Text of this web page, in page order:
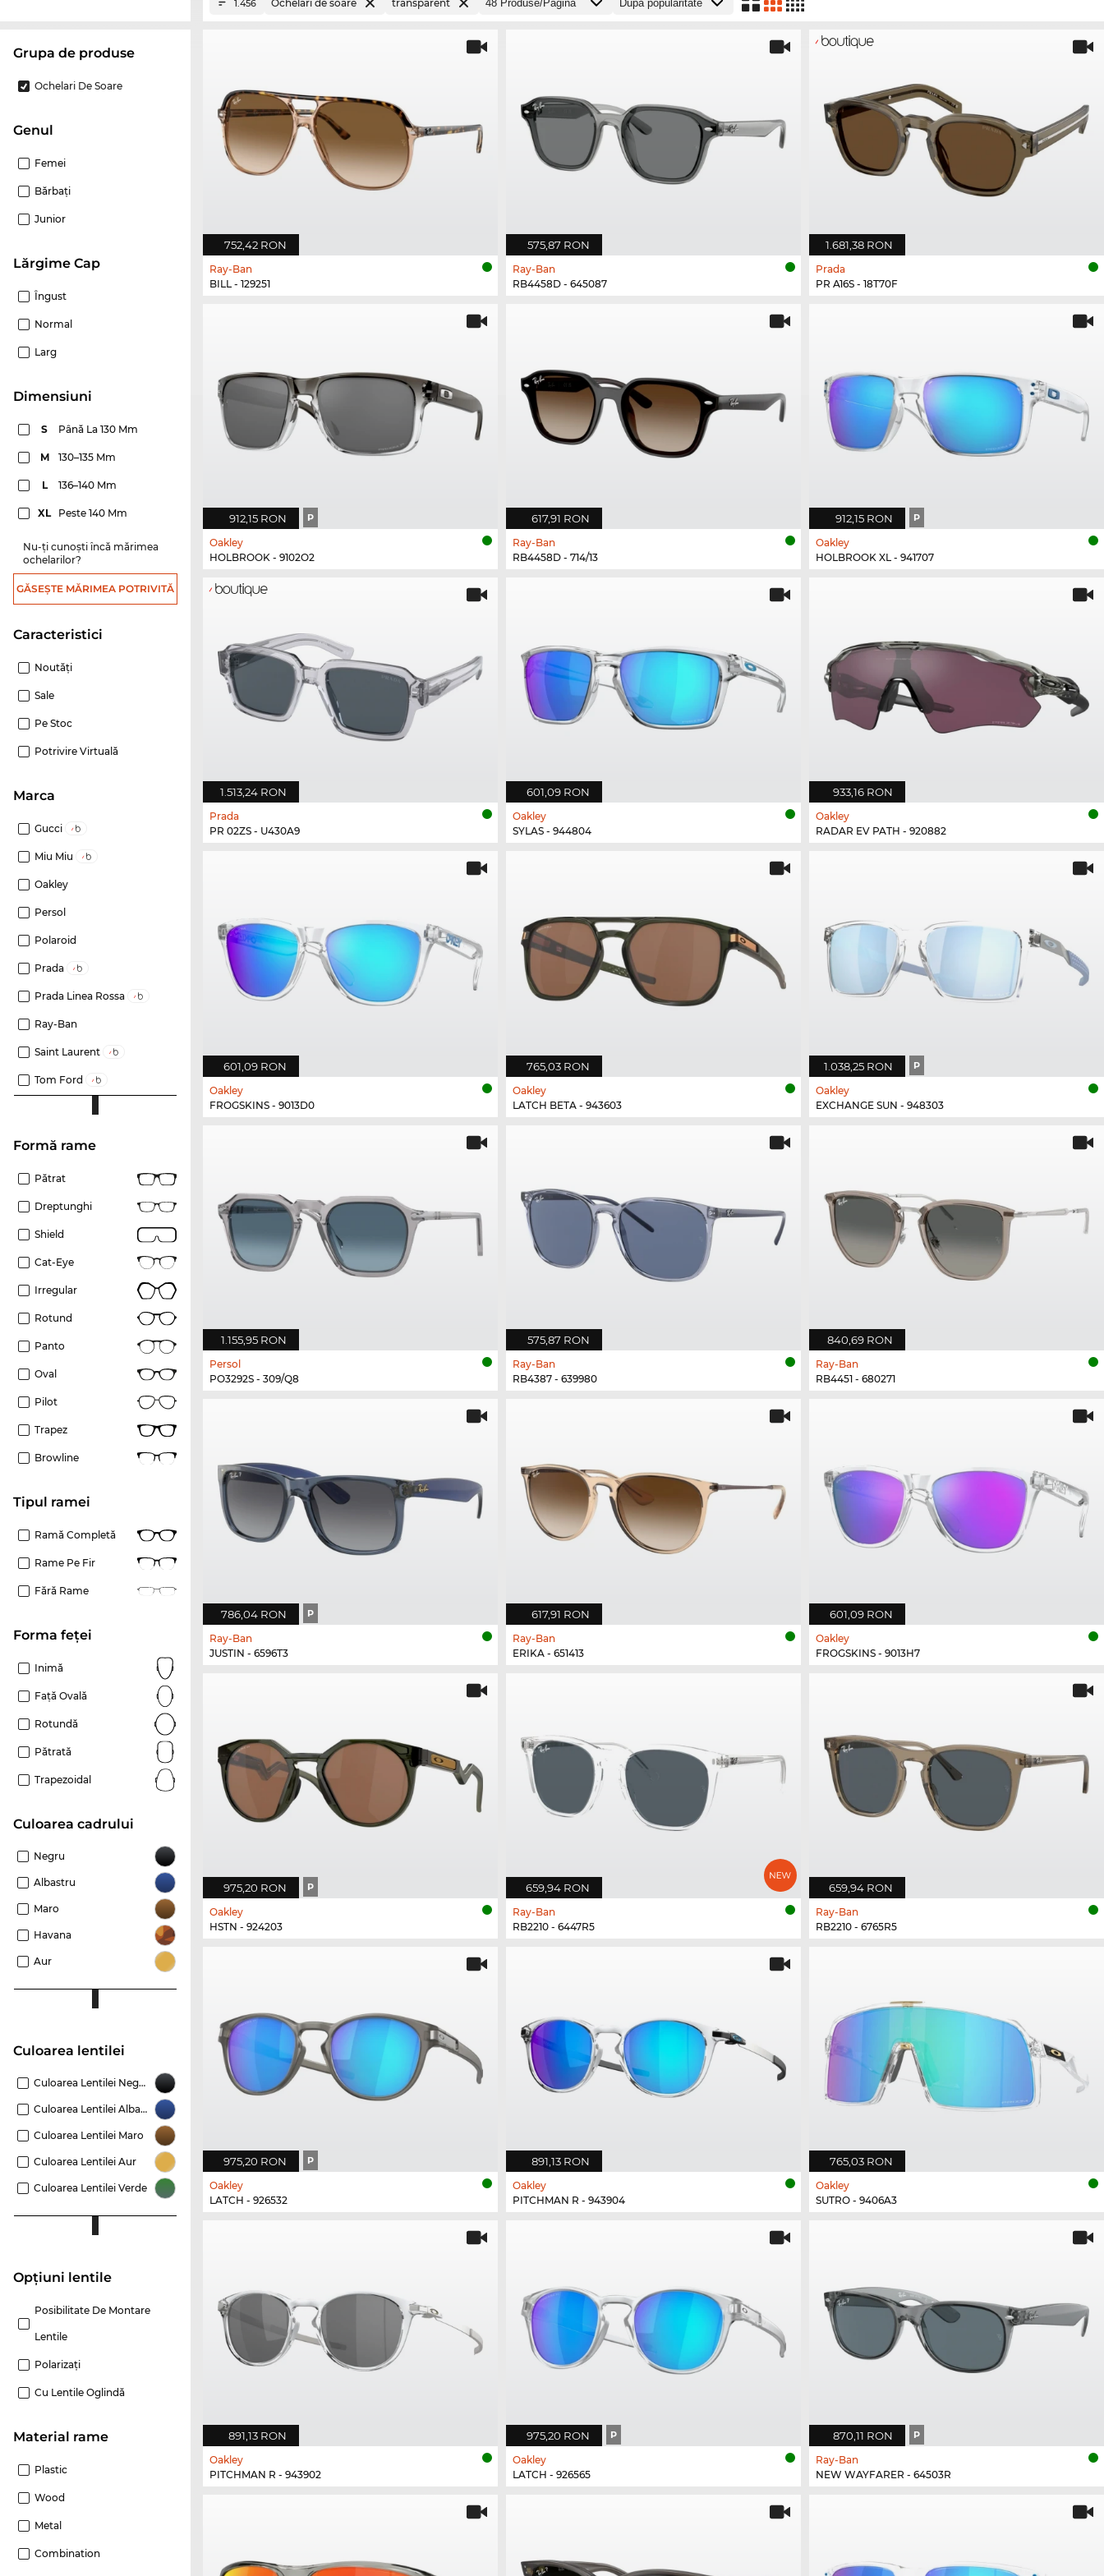
Grupa de produse
Ochelari De Soare
Genul
Femei
Bărbaţi
Junior
Lărgime Cap
Îngust
Normal
Larg
dimensiuni
S Până La 130 Mm
M 130–135 Mm
L 136–140 Mm
XL Peste 140 Mm
Nu-ți cunoști încă mărimea
ochelarilor?
GĂSEȘTE MĂRIMEA POTRIVITĂ
Caracteristici
Noutăţi
Sale
Pe Stoc
Potrivire Virtuală
marca
Gucci
Miu Miu
Oakley
Persol
Polaroid
Prada
Prada Linea Rossa
Ray-Ban
Saint Laurent
Tom Ford
Formă rame
Pătrat
Dreptunghi
Shield
Cat-Eye
Irregular
Rotund
Panto
Oval
Pilot
Trapez
Browline
Tipul ramei
Ramă Completă
Rame Pe Fir
Fără Rame
Forma feței
Inimă
Față Ovală
Rotundă
Pătrată
Trapezoidal
Culoarea cadrului
Negru
Albastru
Maro
Havana
Aur
Culoarea lentilei
Culoarea Lentilei Negru
Culoarea Lentilei Albastru
Culoarea Lentilei Maro
Culoarea Lentilei Aur
Culoarea Lentilei Verde
Opțiuni lentile
Posibilitate De Montare
Lentile
Polarizaţi
Cu Lentile Oglindă
Material rame
Plastic
Wood
Metal
Combination
1.456 Ochelari de soare transparent
752,42 RON
Ray-Ban
BILL - 129251
575,87 RON
Ray-Ban
RB4458D - 645087
1.681,38 RON
Prada
PR A16S - 18T70F
912,15 RON P
Oakley
HOLBROOK - 9102O2
617,91 RON
Ray-Ban
RB4458D - 714/13
912,15 RON P
Oakley
HOLBROOK XL - 941707
1.513,24 RON
Prada
PR 02ZS - U430A9
601,09 RON
Oakley
SYLAS - 944804
933,16 RON
Oakley
RADAR EV PATH - 920882
601,09 RON
Oakley
FROGSKINS - 9013D0
765,03 RON
Oakley
LATCH BETA - 943603
1.038,25 RON P
Oakley
EXCHANGE SUN - 948303
1.155,95 RON
Persol
PO3292S - 309/Q8
575,87 RON
Ray-Ban
RB4387 - 639980
840,69 RON
Ray-Ban
RB4451 - 680271
786,04 RON P
Ray-Ban
JUSTIN - 6596T3
617,91 RON
Ray-Ban
ERIKA - 651413
601,09 RON
Oakley
FROGSKINS - 9013H7
975,20 RON P
Oakley
HSTN - 924203
659,94 RON
Ray-Ban
RB2210 - 6447R5
659,94 RON
Ray-Ban
RB2210 - 6765R5
975,20 RON P
Oakley
LATCH - 926532
891,13 RON
Oakley
PITCHMAN R - 943904
765,03 RON
Oakley
SUTRO - 9406A3
891,13 RON
Oakley
PITCHMAN R - 943902
975,20 RON P
Oakley
LATCH - 926565
870,11 RON P
Ray-Ban
NEW WAYFARER - 64503R